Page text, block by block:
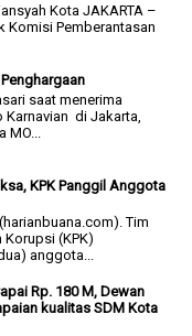
Kota JAKARTA –
Komisi Pemberantasan
saat menerima
di Jakarta,
KPK Panggil Anggota
Tim
(KPK)
anggota...
Rp. 180 M, Dewan
kualitas SDM Kota